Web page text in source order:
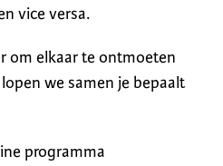
vice versa.
om elkaar te ontmoeten
we samen je bepaalt
programma